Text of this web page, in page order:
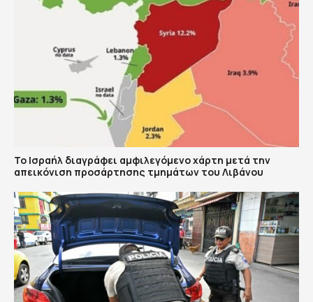
Το Ισραήλ διαγράφει αμφιλεγόμενο χάρτη μετά την
απεικόνιση προσάρτησης τμημάτων του Λιβάνου